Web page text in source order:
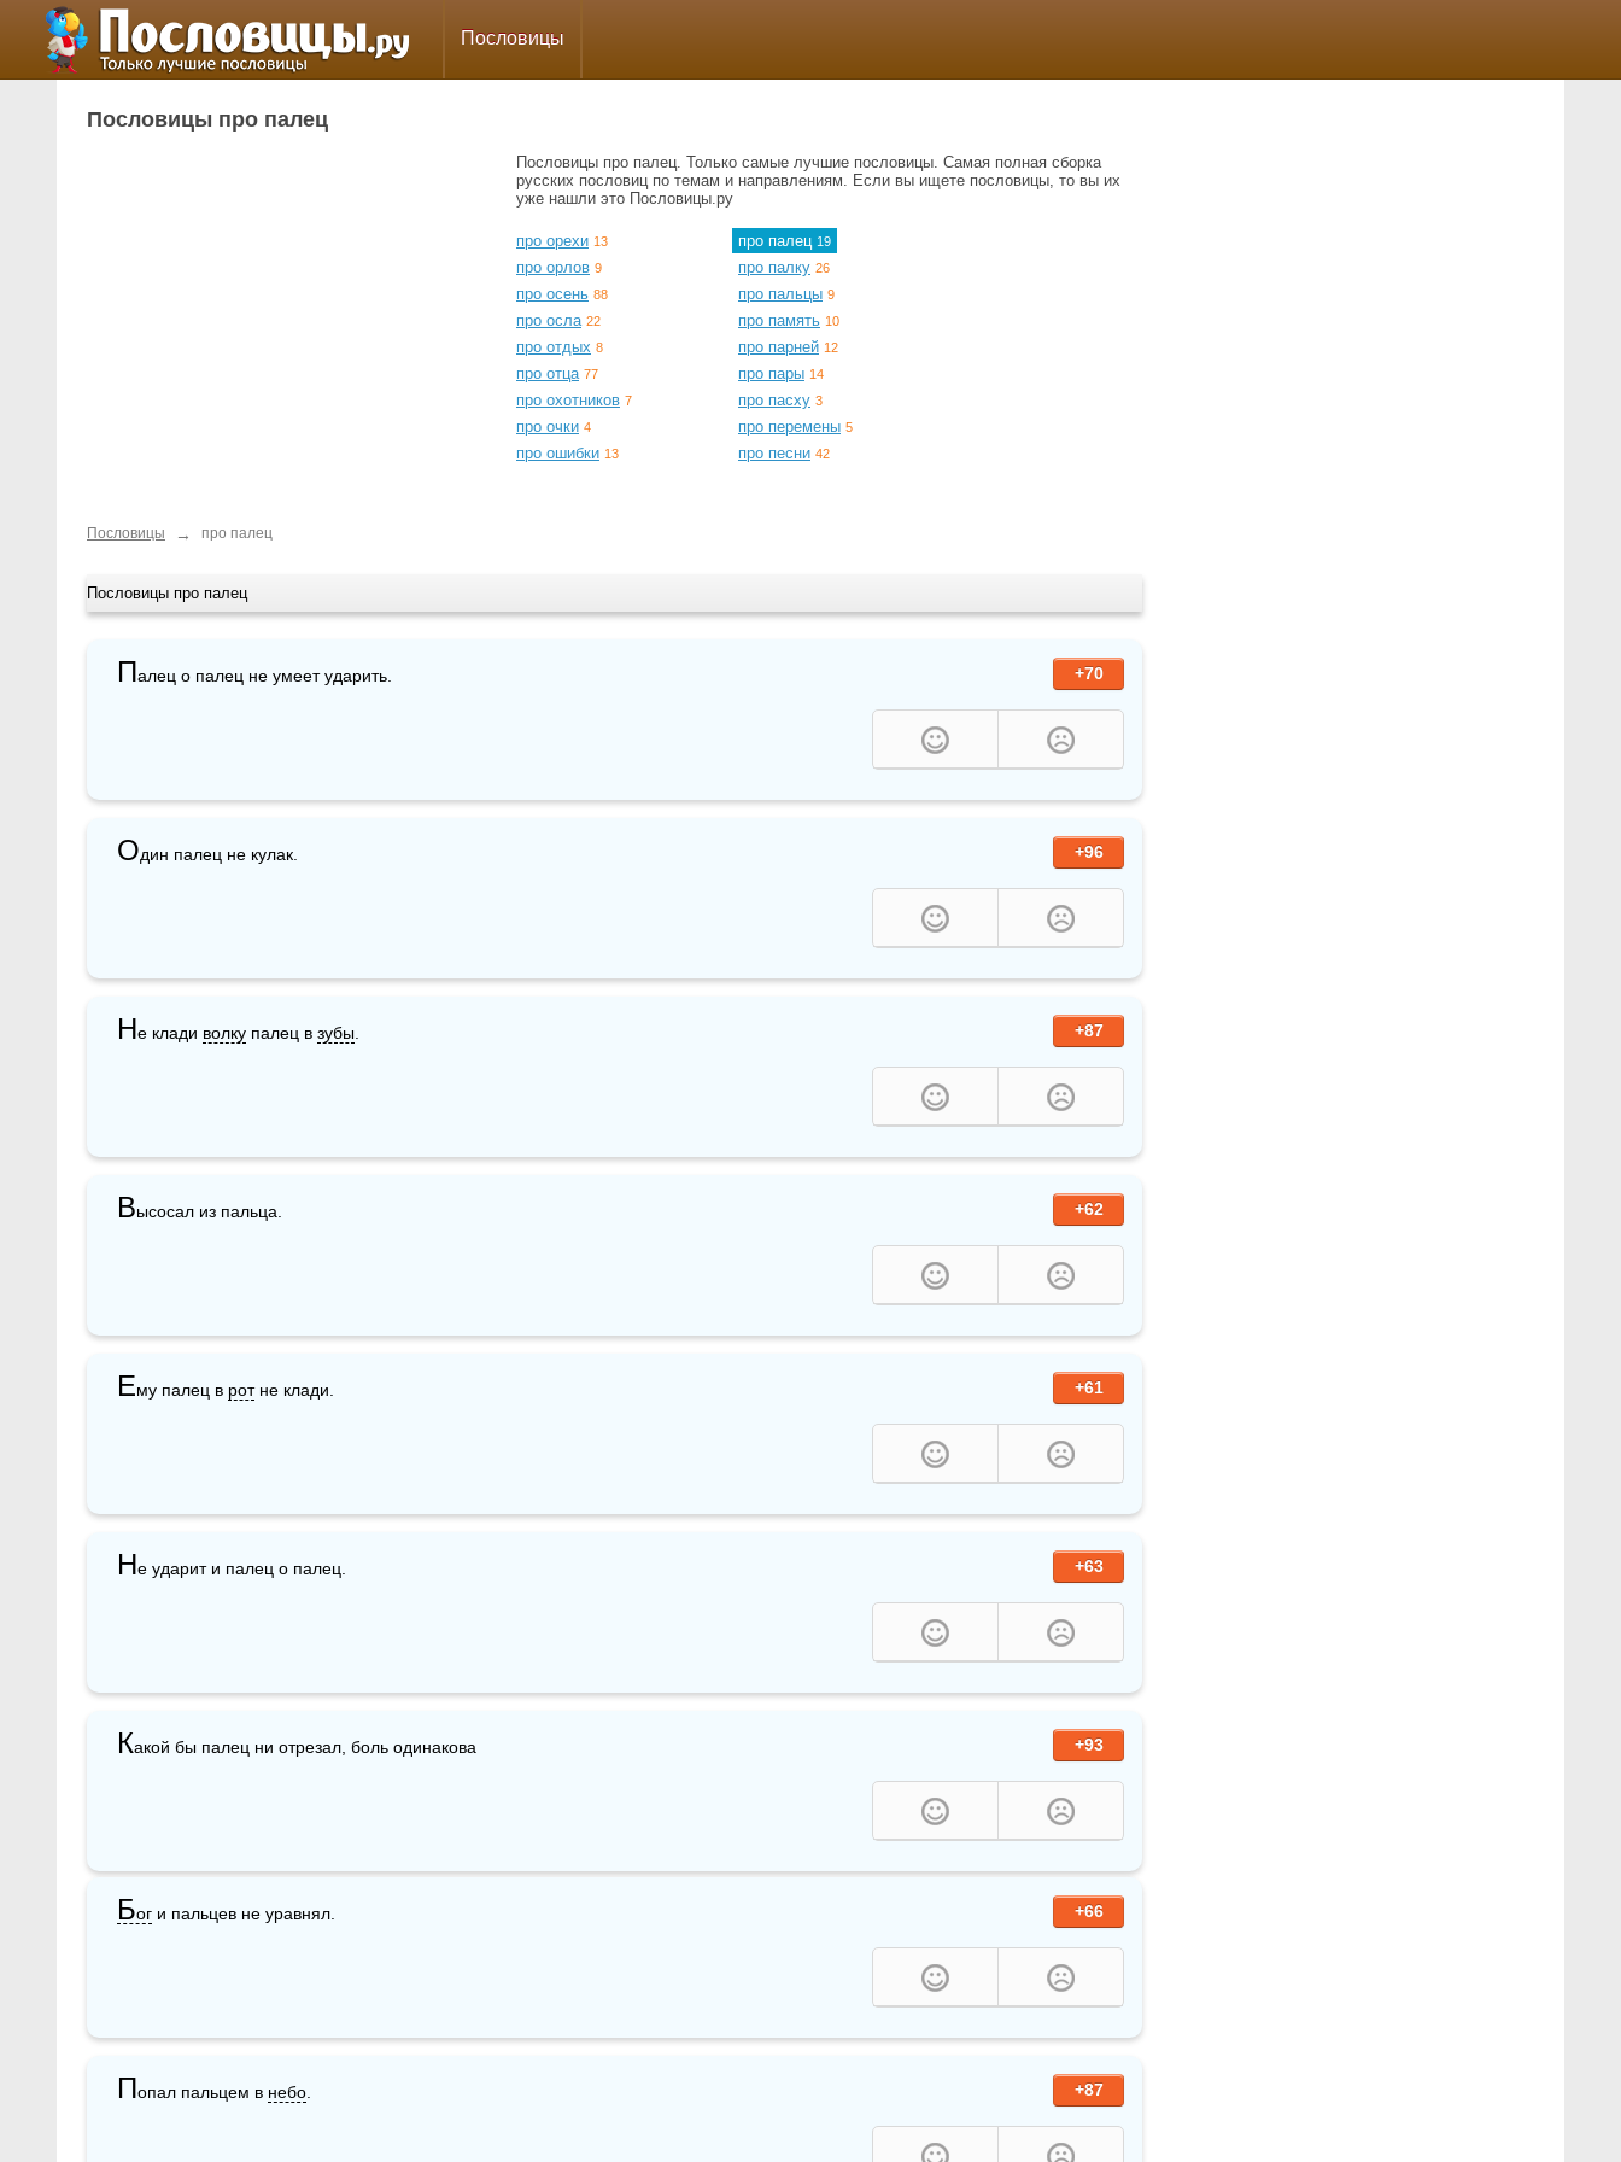
Пословицы
Пословицы про палец
Пословицы про палец. Только самые лучшие пословицы. Самая полная сборка
русских пословиц по темам и направлениям. Если вы ищете пословицы, то вы их
уже нашли это Пословицы.ру
про орехи 13
про орлов 9
про осень 88
про осла 22
про отдых 8
про отца 77
про охотников 7
про очки 4
про ошибки 13
про палец 19
про палку 26
про пальцы 9
про память 10
про парней 12
про пары 14
про пасху 3
про перемены 5
про песни 42
Пословицы → про палец
Пословицы про палец
+70
Палец о палец не умеет ударить.
+96
Один палец не кулак.
+87
Не клади волку палец в зубы
+62
Высосал из пальца.
+61
Ему палец в рот не клади.
+63
Не ударит и палец о палец.
+93
Какой бы палец ни отрезал, боль одинакова
+66
Бог и пальцев не уравнял.
+87
Попал пальцем в небо